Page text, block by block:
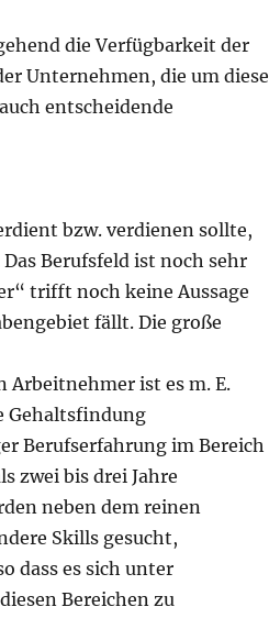
die Verfügbarkeit der
Unternehmen, die um diese
entscheidende
bzw. verdienen sollte,
Berufsfeld ist noch sehr
trifft noch keine Aussage
fällt. Die große
Arbeitnehmer ist es m. E.
Gehaltsfindung
Berufserfahrung im Bereich
zwei bis drei Jahre
neben dem reinen
Skills gesucht,
dass es sich unter
Bereichen zu